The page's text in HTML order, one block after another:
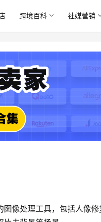
跨境百科 社媒营销
像处理工具，包括人像